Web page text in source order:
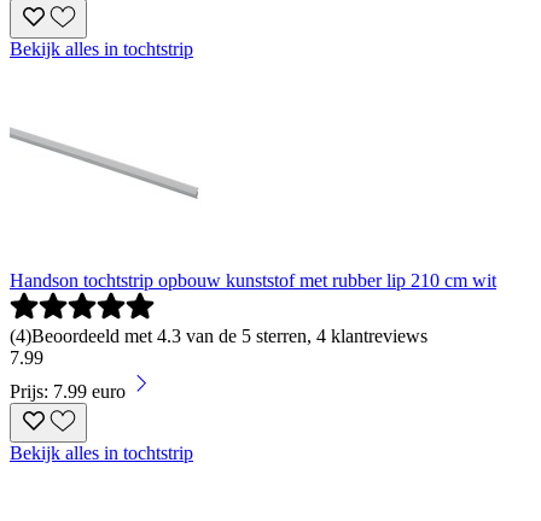
Bekijk alles in tochtstrip
Handson tochtstrip opbouw kunststof met rubber lip 210 cm wit
(4)Beoordeeld met 4.3 van de 5 sterren, 4 klantreviews
7.99
Prijs: 7.99 euro
Bekijk alles in tochtstrip